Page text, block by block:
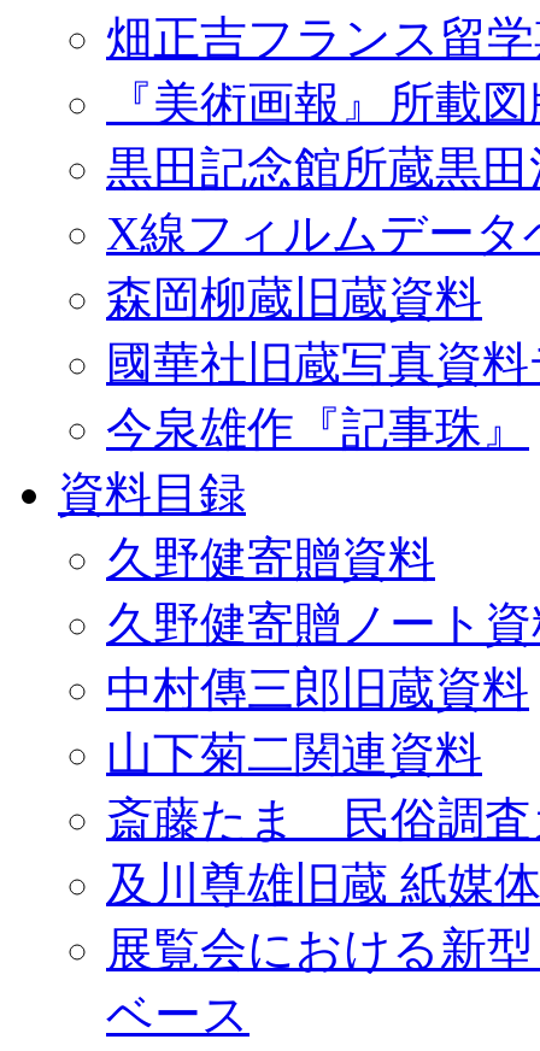
畑正吉フランス留
『美術画報』所載
黒田記念館所蔵黒
X線フィルムデータ
森岡柳蔵旧蔵資料
國華社旧蔵写真資
今泉雄作『記事珠』
資料目録
久野健寄贈資料
久野健寄贈ノート
中村傳三郎旧蔵資料
山下菊二関連資料
斎藤たま 民俗調査
及川尊雄旧蔵 紙媒
展覧会における新
ベース